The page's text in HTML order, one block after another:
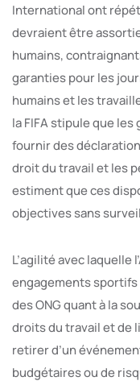
International ont
devraient être
humains,
garanties pour les
humains et les
la FIFA stipule que
fournir des
droit du travail et les
estiment que ces
objectives sans
L’agilité avec laquelle
engagements
des ONG quant à la
droits du travail et de
retirer d’un
budgétaires ou de